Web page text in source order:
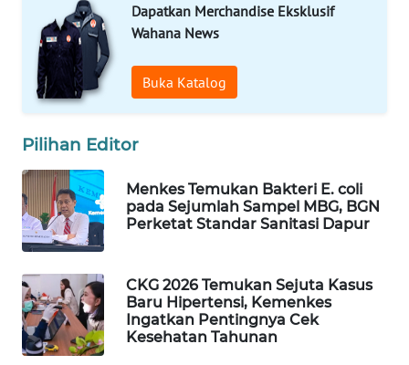
Dapatkan Merchandise Eksklusif
Wahana News
Buka Katalog
Pilihan Editor
Menkes Temukan Bakteri E. coli
pada Sejumlah Sampel MBG, BGN
Perketat Standar Sanitasi Dapur
CKG 2026 Temukan Sejuta Kasus
Baru Hipertensi, Kemenkes
Ingatkan Pentingnya Cek
Kesehatan Tahunan
WAHANANEWS
NET
WAHANA
SPORT
WAHANA
UMKM
WAHANA
SELEB
WAHANA
PERSONA
WAHANA